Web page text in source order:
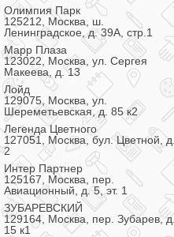
Олимпия Парк
125212, Москва, ш.
Ленинградское, д. 39А, стр.1
Марр Плаза
123022, Москва, ул. Сергея
Макеева, д. 13
Лойд
129075, Москва, ул.
Шереметьевская, д. 85 к2
Легенда Цветного
127051, Москва, бул. Цветной, д.
2
Интер Партнер
125167, Москва, пер.
Авиационный, д. 5, эт. 1
ЗУБАРЕВСКИЙ
129164, Москва, пер. Зубарев, д.
15 к1